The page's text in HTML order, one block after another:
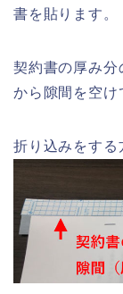
書を貼ります。
契約書の厚み分
から隙間を空け
折り込みをする